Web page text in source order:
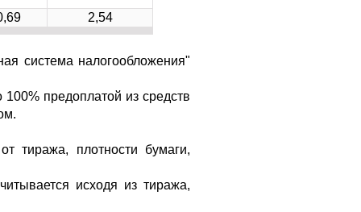
2,54
система налогообложения"
предоплатой из средств
тиража, плотности бумаги,
исходя из тиража,